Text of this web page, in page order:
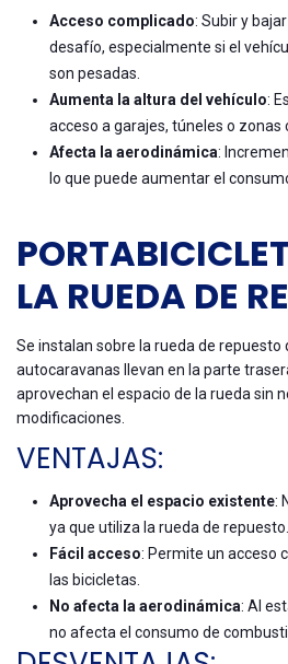
Acceso complicado: Subir y
desafío, especialmente si el
son pesadas.
Aumenta la altura del vehículo:
acceso a garajes, túneles o zonas
Afecta la aerodinámica:
lo que puede aumentar el
LA RUEDA DE
Se instalan sobre la rueda de repuesto
autocaravanas llevan en la parte
aprovechan el espacio de la rueda sin
modificaciones.
VENTAJAS:
Aprovecha el espacio existente:
ya que utiliza la rueda de repuesto.
Fácil acceso: Permite un acceso
las bicicletas.
No afecta la aerodinámica: Al
no afecta el consumo de